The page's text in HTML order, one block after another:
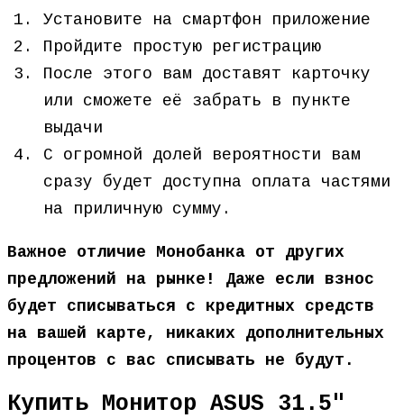
Установите на смартфон приложение
Пройдите простую регистрацию
После этого вам доставят карточку
или сможете её забрать в пункте
выдачи
С огромной долей вероятности вам
сразу будет доступна оплата частями
на приличную сумму.
Важное отличие Монобанка от других
предложений на рынке! Даже если взнос
будет списываться с кредитных средств
на вашей карте, никаких дополнительных
процентов с вас списывать не будут.
Купить Монитор ASUS 31.5″